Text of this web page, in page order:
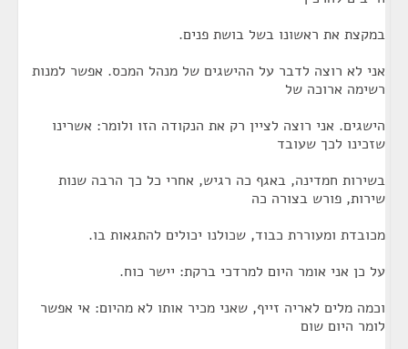
במקצת את ראשונו בשל בושת פנים.
אני לא רוצה לדבר על ההישגים של מנהל המכס. אפשר למנות
רשימה ארוכה של
הישגים. אני רוצה לציין רק את הנקודה הזו ולומר: אשרינו
שזכינו לכך שעובד
בשירות חמדינה, באגף כה רגיש, אחרי כל כך הרבה שנות
שירות, פורש בצורה כה
מכובדת ומעוררת כבוד, שכולנו יכולים להתגאות בו.
על כן אני אומר היום למרדכי ברקת: יישר כוח.
וכמה מלים לאריה זייף, שאני מכיר אותו לא מהיום: אי אפשר
לומר היום שום